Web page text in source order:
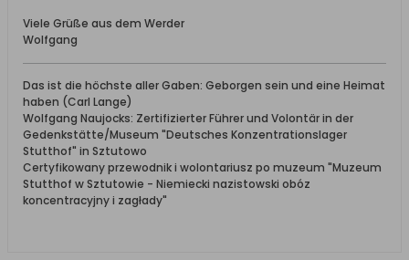
Viele Grüße aus dem Werder
Wolfgang
Das ist die höchste aller Gaben: Geborgen sein und eine Heimat
haben (Carl Lange)
Wolfgang Naujocks: Zertifizierter Führer und Volontär in der
Gedenkstätte/Museum "Deutsches Konzentrationslager
Stutthof" in Sztutowo
Certyfikowany przewodnik i wolontariusz po muzeum "Muzeum
Stutthof w Sztutowie - Niemiecki nazistowski obóz
koncentracyjny i zagłady"